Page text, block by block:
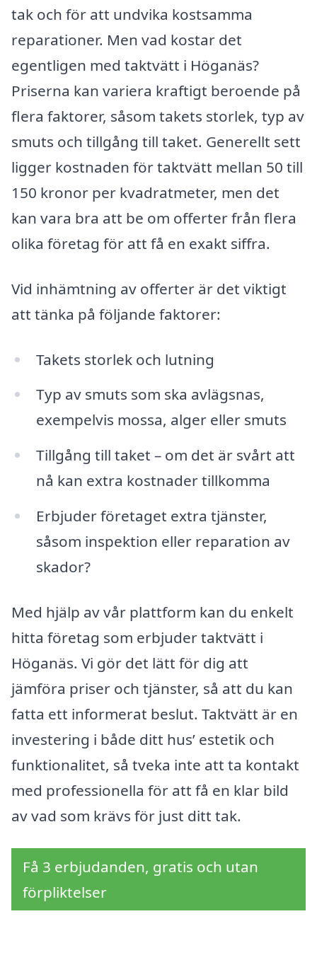
tak och för att undvika kostsamma
reparationer. Men vad kostar det
egentligen med taktvätt i Höganäs?
Priserna kan variera kraftigt beroende på
flera faktorer, såsom takets storlek, typ av
smuts och tillgång till taket. Generellt sett
ligger kostnaden för taktvätt mellan 50 till
150 kronor per kvadratmeter, men det
kan vara bra att be om offerter från flera
olika företag för att få en exakt siffra.
Vid inhämtning av offerter är det viktigt
att tänka på följande faktorer:
Takets storlek och lutning
Typ av smuts som ska avlägsnas,
exempelvis mossa, alger eller smuts
Tillgång till taket – om det är svårt att
nå kan extra kostnader tillkomma
Erbjuder företaget extra tjänster,
såsom inspektion eller reparation av
skador?
Med hjälp av vår plattform kan du enkelt
hitta företag som erbjuder taktvätt i
Höganäs. Vi gör det lätt för dig att
jämföra priser och tjänster, så att du kan
fatta ett informerat beslut. Taktvätt är en
investering i både ditt hus’ estetik och
funktionalitet, så tveka inte att ta kontakt
med professionella för att få en klar bild
av vad som krävs för just ditt tak.
Få 3 erbjudanden, gratis och utan
förpliktelser